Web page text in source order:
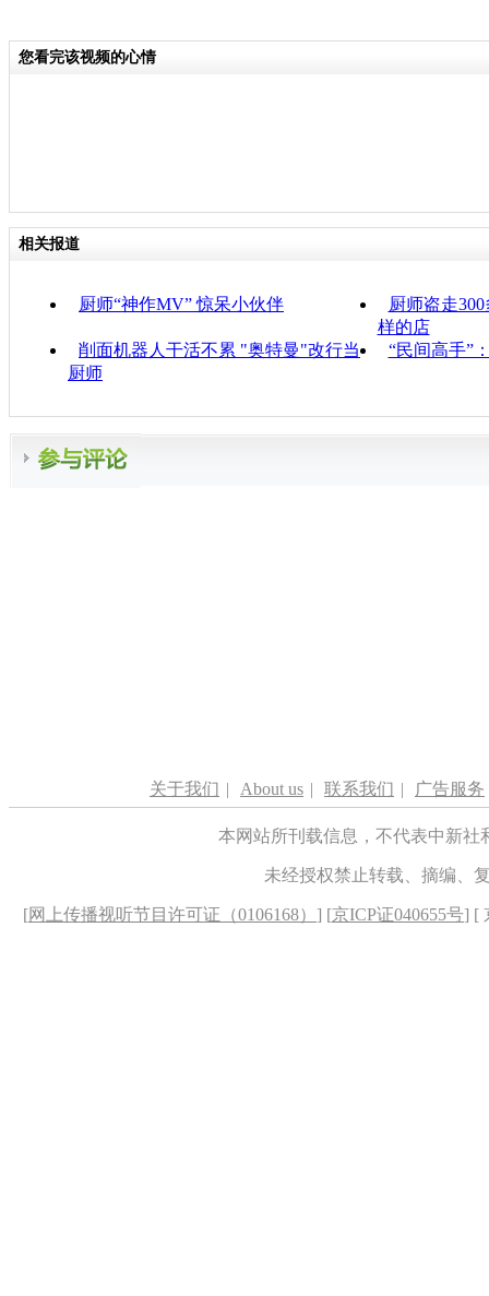
您看完该视频的心情
相关报道
厨师“神作MV” 惊呆小伙伴
厨师盗走
样的店
削面机器人干活不累 "奥特曼"改行当
厨师
“民间高手”
关于我们 | About us | 联系我们 | 广告服务
本网站所刊载信息，不代表中新
未经授权禁止转载、摘编、
[网上传播视听节目许可证（0106168） ] [京ICP证040655号] [